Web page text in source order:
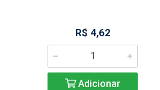
R$ 4,62
Adicionar